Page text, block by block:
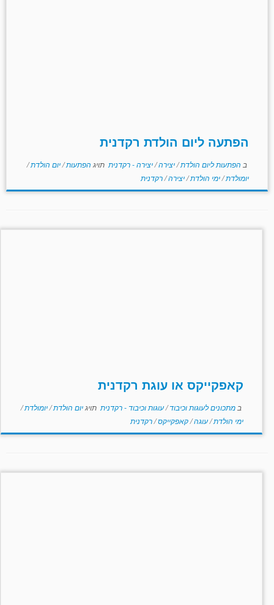
הפתעה ליום הולדת רקדנית
ב הפתעות ליום הולדת/יצירה/יצירה - רקדנית תויג הפתעות/יום הולדת/
יומולדת/ימי הולדת/יצירה/רקדנית
קאפקייקס או עוגת רקדנית
ב מתכונים לעוגות וכיבוד/עוגות וכיבוד - רקדנית תויגיום הולדת/יומולדת/
ימי הולדת/עוגה/קאפקייקס/רקדנית